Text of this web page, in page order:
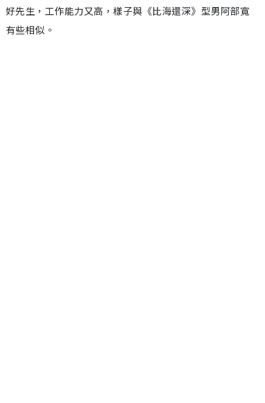
好先生，工作能力又高，樣子與《比海還深》型男阿部寬
有些相似。